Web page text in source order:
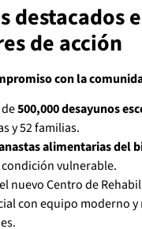
destacados
de acción
con la
500,000 desayunos
y 52 familias.
alimentarias del
vulnerable.
nuevo Centro de
con equipo moderno y